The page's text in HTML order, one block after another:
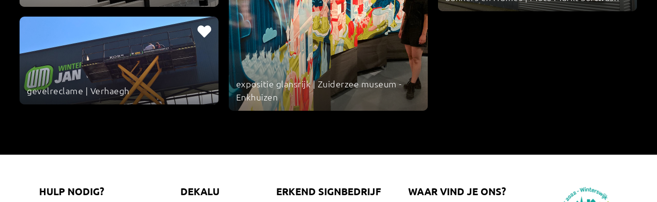
gevelreclame | Verhaegh
expositie glansrijk | Zuiderzee museum -
Enkhuizen
HULP NODIG? DEKALU ERKEND SIGNBEDRIJF WAAR VIND JE ONS?